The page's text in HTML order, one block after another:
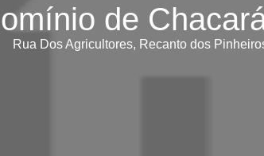
de
Rua Dos Agricultores, Recanto dos